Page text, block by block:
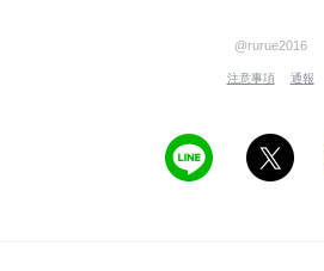
@rurue2016
注意事項 通報